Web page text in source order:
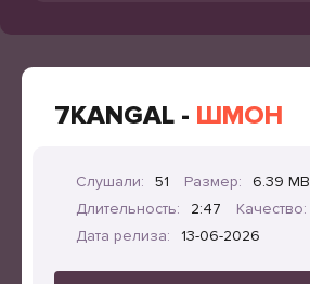
7KANGAL - ШМОН
Слушали: 51 Размер:
6.39 MB
Длительность:
2:47 Качество:
Дата релиза:
13-06-2026